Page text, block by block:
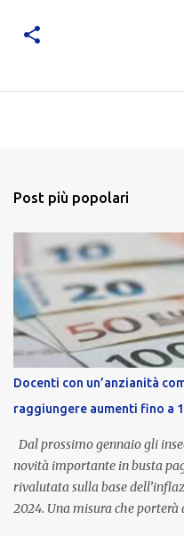
Post più popolari
Docenti con un’anzianità
raggiungere aumenti fino a
Dal prossimo gennaio gli
novità importante in busta
rivalutata sulla base
2024. Una misura che